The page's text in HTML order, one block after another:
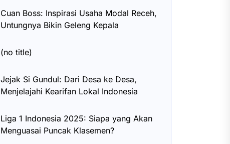
Cuan Boss: Inspirasi Usaha Modal Receh,
Untungnya Bikin Geleng Kepala
(no title)
Jejak Si Gundul: Dari Desa ke Desa,
Menjelajahi Kearifan Lokal Indonesia
Liga 1 Indonesia 2025: Siapa yang Akan
Menguasai Puncak Klasemen?